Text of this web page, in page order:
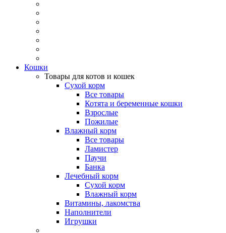
Кошки
Товары для котов и кошек
Сухой корм
Все товары
Котята и беременные кошки
Взрослые
Пожилые
Влажный корм
Все товары
Ламистер
Паучи
Банка
Лечебный корм
Сухой корм
Влажный корм
Витамины, лакомства
Наполнители
Игрушки